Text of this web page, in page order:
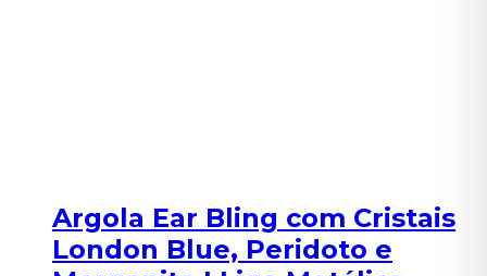
Argola Ear Bling com Cristais
London Blue, Peridoto e